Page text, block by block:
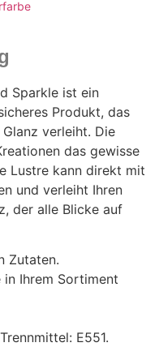
Sparkle ist ein
Produkt, das
verleiht. Die
das gewisse
Lustre kann direkt mit
und verleiht Ihren
der alle Blicke auf
Zutaten.
Ihrem Sortiment
E551.